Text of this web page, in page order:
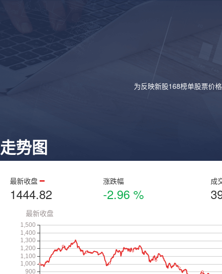
为反映新股168榜单股票价
走势图
最新收盘
1444.82
涨跌幅
-2.96 %
成